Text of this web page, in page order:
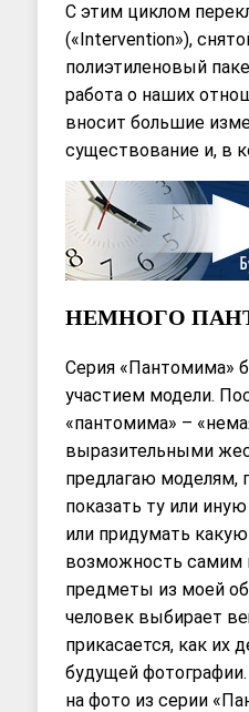
С этим циклом
(«Intervention»),
полиэтиленовый
работа о наших
вносит большие
существование и, в
НЕМНОГО
Серия «Пантомима»
участием модели.
«пантомима» –
выразительными
предлагаю моделям,
показать ту или
или придумать
возможность самим
предметы из моей
человек выбирает
прикасается, как их
будущей
на фото из серии